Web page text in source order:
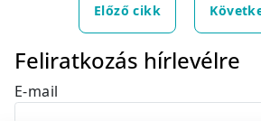
Előző cikk
Feliratkozás hírlevélre
E-mail